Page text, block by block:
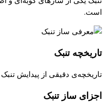
است.
تاریخچه تنبک
تاریخچه‌ی دقیقی از پیدایش
اجزای ساز تنبک